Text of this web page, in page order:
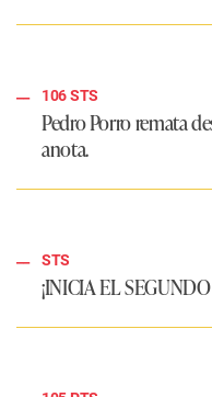
106 STS
Pedro Porro remata
anota.
STS
¡INICIA EL